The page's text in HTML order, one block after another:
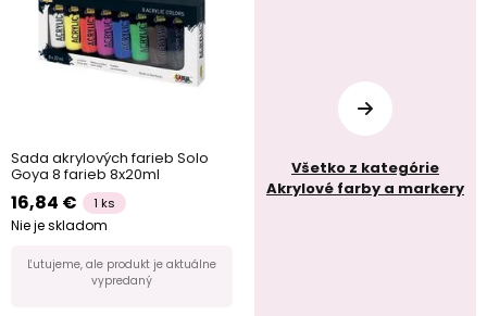
Sada akrylových farieb Solo
Goya 8 farieb 8x20ml
16,84 € 1 ks
Nie je skladom
Ľutujeme, ale produkt je aktuálne
vypredaný
Všetko z kategórie
Akrylové farby a markery